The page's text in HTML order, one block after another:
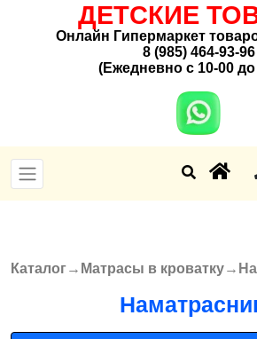
ДЕТСКИЕ
Онлайн Гипермаркет
8 (985) 464-93-96
(Ежедневно с 10-00 до
Вы здесь
Каталог→ Матрасы в кроватку→